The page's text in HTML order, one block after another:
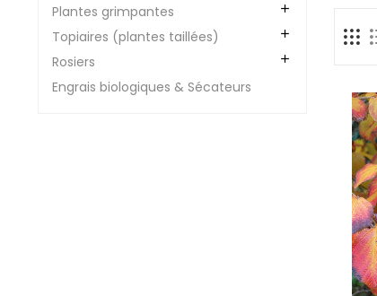
Plantes grimpantes 
Topiaires (plantes taillées) 
Rosiers 
Engrais biologiques & Sécateurs